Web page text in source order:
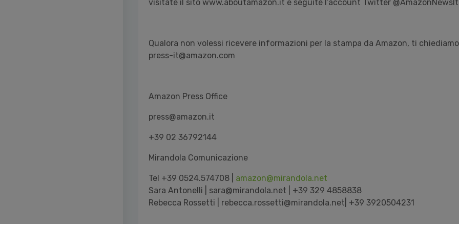
visitate il sito www.aboutamazon.it e seguite l’account Twitter
Qualora non volessi ricevere informazioni per la stampa da Amazon, ti
press-it@amazon.com
Amazon Press Office
press@amazon.it
+39 02 36792144
Mirandola Comunicazione
Tel +39 0524.574708 | amazon@mirandola.net
Sara Antonelli | sara@mirandola.net | +39 329 4858838
Rebecca Rossetti | rebecca.rossetti@mirandola.net| +39 3920504231